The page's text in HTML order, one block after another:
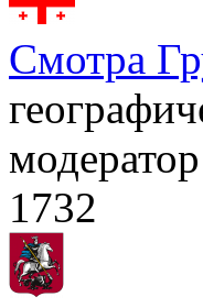
Смотра
модератор
1732